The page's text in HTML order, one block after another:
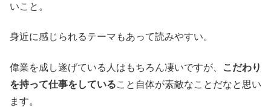
いこと。
身近に感じられるテーマもあって読みやすい。
偉業を成し遂げている人はもちろん凄いですが、
こだわり
を持って仕事をしていること自体が素敵なことだなと思い
ます。